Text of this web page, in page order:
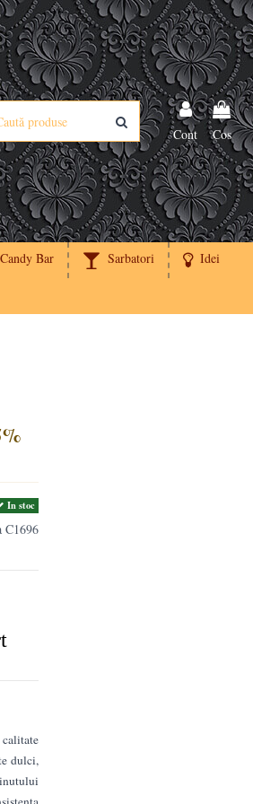
Cont Cos
Candy Bar Sarbatori Idei
C1696
In stoc
dulci,